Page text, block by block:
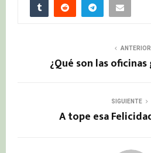
ANTERIOR
¿Qué son las
SIGUIENTE
A tope esa